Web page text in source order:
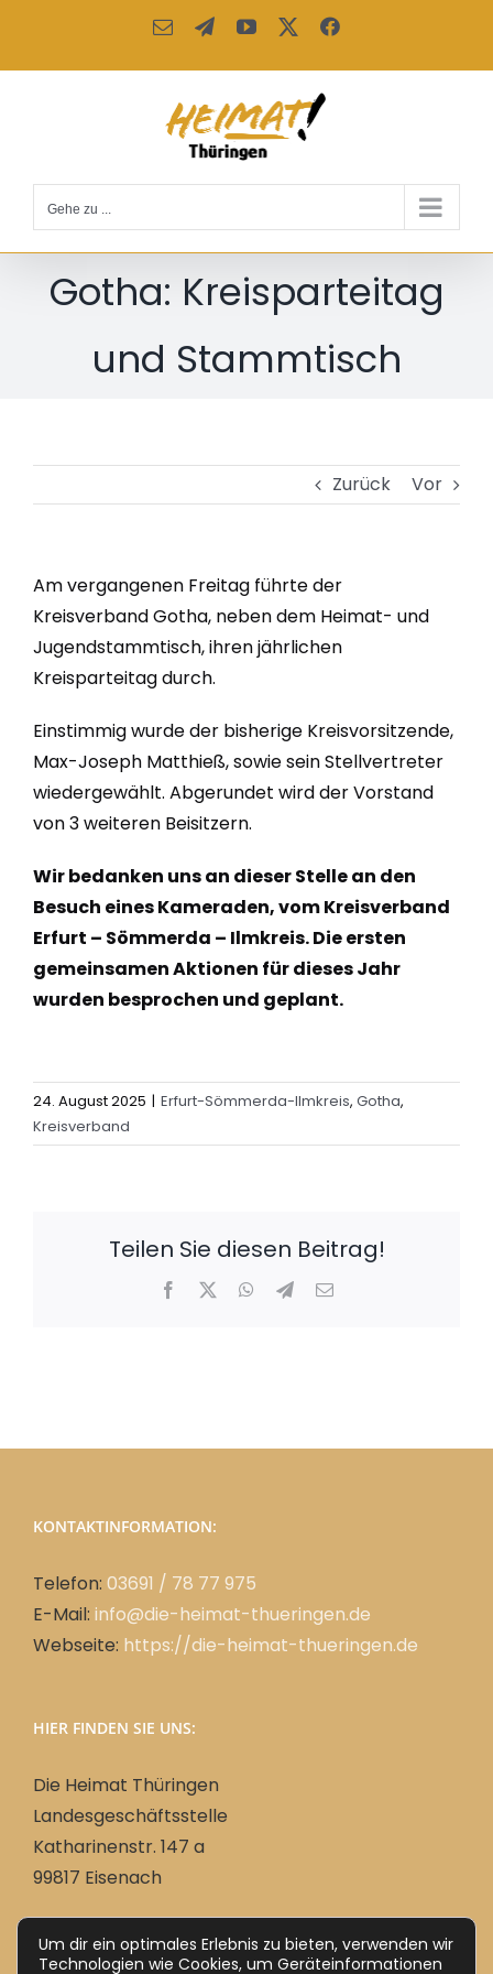
springen
E-
TelegramYouTube Facebook
Gehe zu ...
Gotha: Kreisparteitag
und Stammtisch
Zurück Vor
Am vergangenen Freitag führte der
Kreisverband Gotha, neben dem Heimat- und
Jugendstammtisch, ihren jährlichen
Kreisparteitag durch.
Einstimmig wurde der bisherige Kreisvorsitzende,
Max-Joseph Matthieß, sowie sein Stellvertreter
wiedergewählt. Abgerundet wird der Vorstand
von 3 weiteren Beisitzern.
Wir bedanken uns an dieser Stelle an den
Besuch eines Kameraden, vom Kreisverband
Erfurt – Sömmerda – Ilmkreis. Die ersten
gemeinsamen Aktionen für dieses Jahr
wurden besprochen und geplant.
24. August 2025 | Erfurt-Sömmerda-Ilmkreis, Gotha,
Kreisverband
Teilen Sie diesen Beitrag!
Facebook WhatsApp
Telegram
E-
KONTAKTINFORMATION:
Telefon: 03691 / 78 77 975
E-Mail: info@die-heimat-thueringen.de
Webseite: https://die-heimat-thueringen.de
HIER FINDEN SIE UNS:
Die Heimat Thüringen
Landesgeschäftsstelle
Katharinenstr. 147 a
99817 Eisenach
Deutsch
Um dir ein optimales Erlebnis zu bieten, verwenden wir
Technologien wie Cookies, um Geräteinformationen